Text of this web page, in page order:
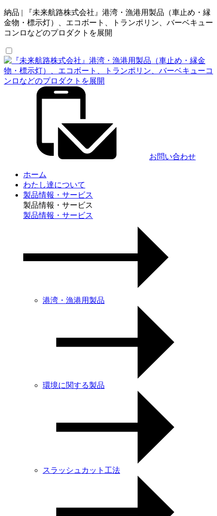
納品 | 『未来航路株式会社』港湾・漁港用製品（車止め・縁
金物・標示灯）、エコボート、トランポリン、バーベキュー
コンロなどのプロダクトを展開
お問い合わせ
ホーム
わたし達について
製品情報・サービス
製品情報・サービス
製品情報・サービス
港湾・漁港用製品
環境に関する製品
スラッシュカット工法